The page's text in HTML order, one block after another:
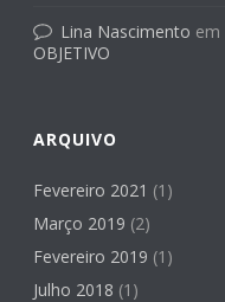
Lina Nascimento em
OBJETIVO
ARQUIVO
Fevereiro 2021 (1)
Março 2019 (2)
Fevereiro 2019 (1)
Julho 2018 (1)